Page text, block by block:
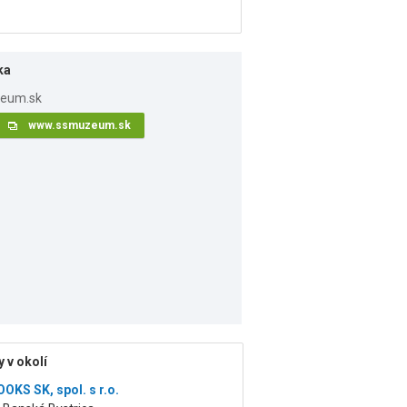
www.ssmuzeum.sk
v okolí
SK, spol. s r.o.